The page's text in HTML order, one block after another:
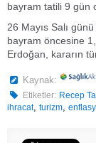
bayram tatili 9 gün
26 Mayıs Salı
bayram öncesine
Erdoğan, kararın
Kaynak:
Etiketler: Recep
ihracat, turizm,